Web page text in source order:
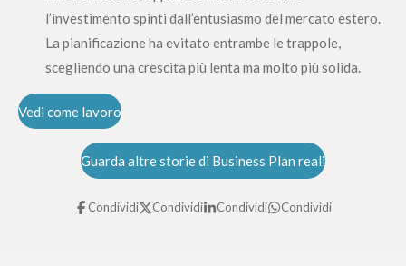
l’investimento spinti dall’entusiasmo del mercato estero.
La pianificazione ha evitato entrambe le trappole,
scegliendo una crescita più lenta ma molto più solida.
Vedi come lavoro
Guarda altre storie di Business Plan reali
Condividi Condividi Condividi Condividi